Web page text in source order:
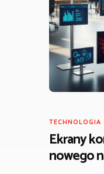
TECHNOLOGIA
Ekrany
nowego